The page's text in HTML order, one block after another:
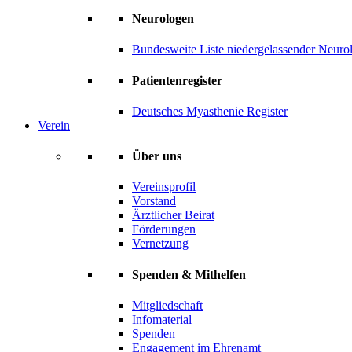
Neurologen
Bundesweite Liste niedergelassender
Patientenregister
Deutsches Myasthenie Register
Verein
Über uns
Vereinsprofil
Vorstand
Ärztlicher Beirat
Förderungen
Vernetzung
Spenden & Mithelfen
Mitgliedschaft
Infomaterial
Spenden
Engagement im Ehrenamt